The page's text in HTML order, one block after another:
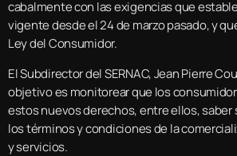
cabalmente con las exigencias que
vigente desde el 24 de marzo pasado, y
Ley del Consumidor.
El Subdirector del SERNAC, Jean Pierre
objetivo es monitorear que los
estos nuevos derechos, entre ellos, saber
los términos y condiciones de la
y servicios.